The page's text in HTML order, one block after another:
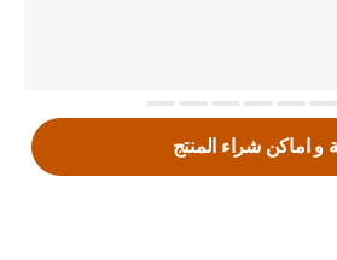
و اماكن شراء المنتج